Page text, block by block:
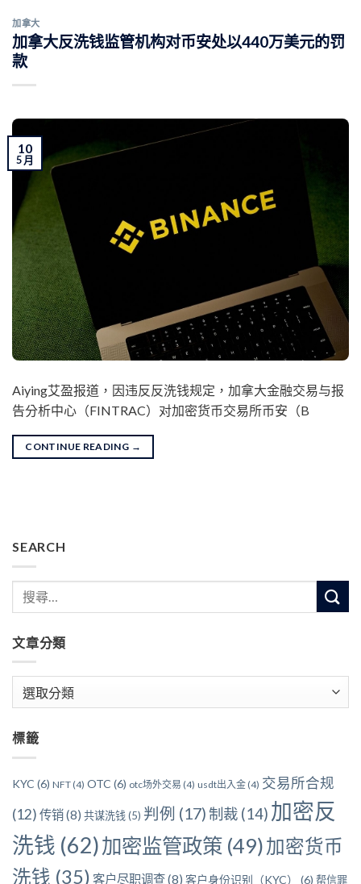
SEARCH
文章分類
類
標籤
KYC (6) NFT (4) OTC (6) otc场外交易 (4) usdt出入金 (4) 交易所合规
(12) 传销(8) 共谋洗钱(5) 判例 (17)制裁 (14) 加密反
洗钱 (62)加密监管政策 (49)加密货币
洗钱 (35) 客户尽职调查(8) 客户身份识别（KYC） (6) 帮信罪
加拿大
加拿大反洗钱监管机构对币安处以440万美元的罚
款
10
5 月
Aiying艾盈报道，因违反反洗钱规定，加拿大金融交易与报
告分析中心（FINTRAC）对加密货币交易所币安（B
CONTINUE READING →